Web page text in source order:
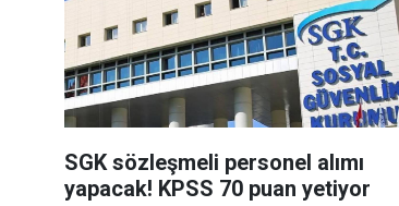
SGK sözleşmeli personel alımı
yapacak! KPSS 70 puan yetiyor